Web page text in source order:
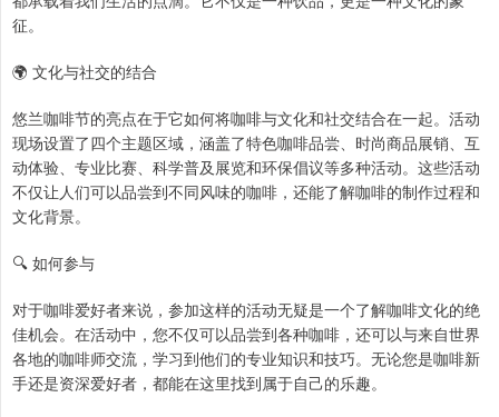
征。
🌍 文化与社交的结合
悠兰咖啡节的亮点在于它如何将咖啡与文化和社交结合在一起。活动
现场设置了四个主题区域，涵盖了特色咖啡品尝、时尚商品展销、互
动体验、专业比赛、科学普及展览和环保倡议等多种活动。这些活动
不仅让人们可以品尝到不同风味的咖啡，还能了解咖啡的制作过程和
文化背景。
🔍 如何参与
对于咖啡爱好者来说，参加这样的活动无疑是一个了解咖啡文化的绝
佳机会。在活动中，您不仅可以品尝到各种咖啡，还可以与来自世界
各地的咖啡师交流，学习到他们的专业知识和技巧。无论您是咖啡新
手还是资深爱好者，都能在这里找到属于自己的乐趣。